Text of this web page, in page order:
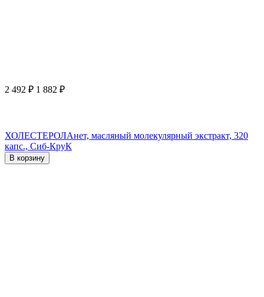
2 492 ₽ 1 882 ₽
ХОЛЕСТЕРОЛАнет, масляный молекулярный экстракт, 320
капс., Сиб-КруК
В корзину